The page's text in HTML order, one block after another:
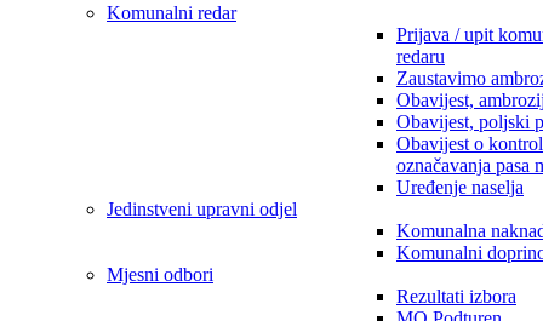
Komunalni redar
Prijava / upit
redaru
Zaustavimo
Obavijest,
Obavijest, poljski
Obavijest o
označavanja pasa
Uređenje naselja
Jedinstveni upravni odjel
Komunalna
Komunalni
Mjesni odbori
Rezultati izbora